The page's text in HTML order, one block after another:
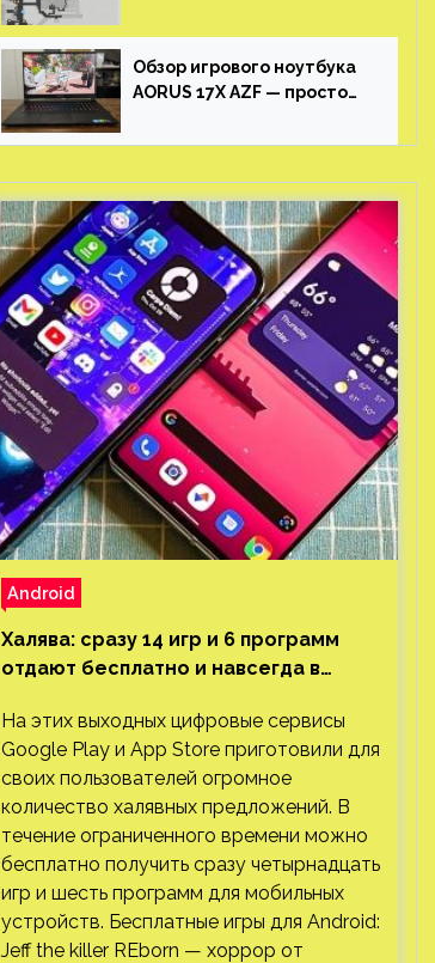
Обзор игрового ноутбука
AORUS 17X AZF — просто
Android
Халява: сразу 14 игр и 6 программ
отдают бесплатно и навсегда в
с 1 млн загрузок
На этих выходных цифровые сервисы
Google Play и App Store приготовили для
своих пользователей огромное
количество халявных предложений. В
течение ограниченного времени можно
бесплатно получить сразу четырнадцать
игр и шесть программ для мобильных
устройств. Бесплатные игры для Android:
Jeff the killer REborn — хоррор от